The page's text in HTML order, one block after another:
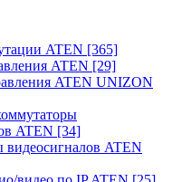
ATEN [365]
ATEN [29]
ATEN UNIZON
ATEN [34]
видеосигналов ATEN